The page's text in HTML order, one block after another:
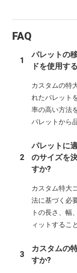
FAQ
1
パレットの
ドを使用す
カスタムの特
れたパレット
率の高い方法
パレットから
2
パレットに
のサイズを
すか?
カスタム特大
法に基づく必
トの長さ、幅
ィットするこ
3
カスタムの
すか?